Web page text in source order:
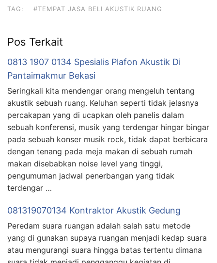
TAG: #TEMPAT JASA BELI AKUSTIK RUANG
Pos Terkait
0813 1907 0134 Spesialis Plafon Akustik Di
Pantaimakmur Bekasi
Seringkali kita mendengar orang mengeluh tentang
akustik sebuah ruang. Keluhan seperti tidak jelasnya
percakapan yang di ucapkan oleh panelis dalam
sebuah konferensi, musik yang terdengar hingar bingar
pada sebuah konser musik rock, tidak dapat berbicara
dengan tenang pada meja makan di sebuah rumah
makan disebabkan noise level yang tinggi,
pengumuman jadwal penerbangan yang tidak
terdengar …
081319070134 Kontraktor Akustik Gedung
Peredam suara ruangan adalah salah satu metode
yang di gunakan supaya ruangan menjadi kedap suara
atau mengurangi suara hingga batas tertentu dimana